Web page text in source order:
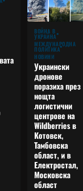
ВОЙНА В
УКРАЙНА
МЕЖДУНАРОДНА
ПОЛИТИКА
НОВИНИ
Украински
дронове
поразиха през
нощта
логистични
центрове на
Wildberries в
Котовск,
Тамбовска
област, и в
Електростал,
Московска
област